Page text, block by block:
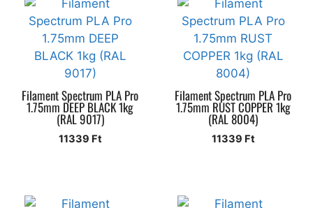
Filament Spectrum PLA Pro
1.75mm DEEP BLACK 1kg
(RAL 9017)
11339 Ft
Filament Spectrum PLA Pro
1.75mm RUST COPPER 1kg
(RAL 8004)
11339 Ft